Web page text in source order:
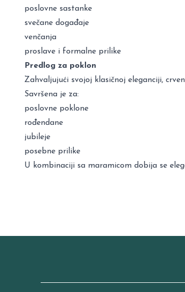
poslovne sastanke
svečane događaje
venčanja
proslave i formalne prilike
Predlog za poklon
Zahvaljujući svojoj klasičnoj eleganciji,
Savršena je za:
poslovne poklone
rođendane
jubileje
posebne prilike
U kombinaciji sa maramicom dobija se